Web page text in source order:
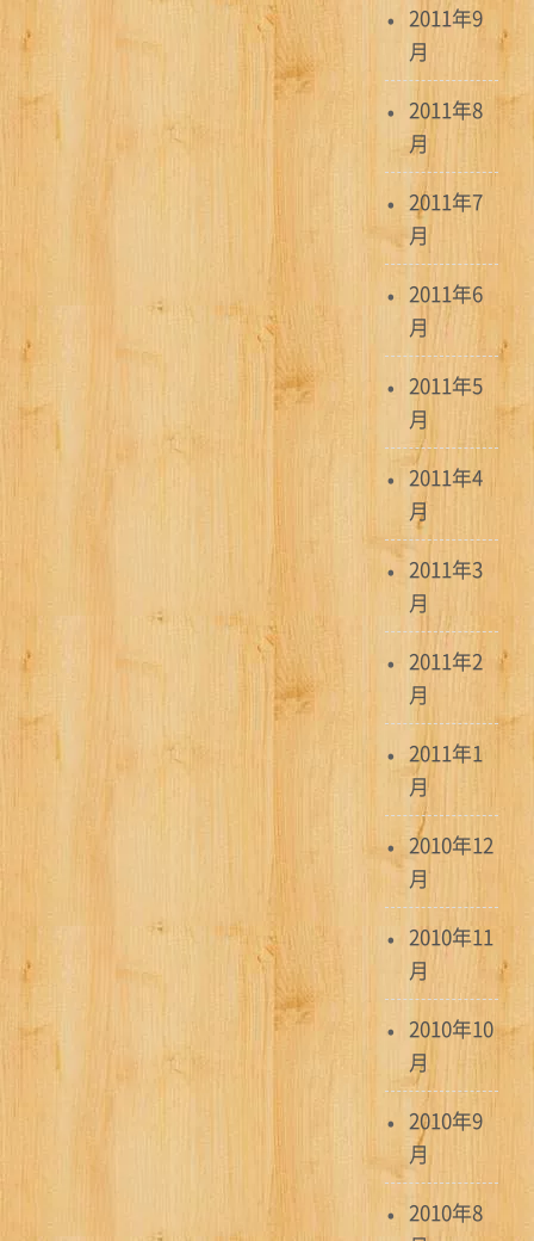
2011年9
月
2011年8
月
2011年7
月
2011年6
月
2011年5
月
2011年4
月
2011年3
月
2011年2
月
2011年1
月
2010年12
月
2010年11
月
2010年10
月
2010年9
月
2010年8